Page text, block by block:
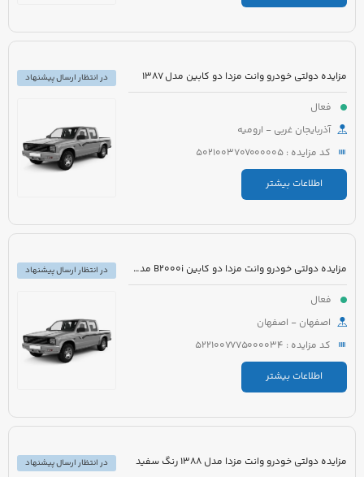
مزایده دولتی خودرو وانت مزدا دو کابین مدل 1387
فعال
آذربایجان غربی - ارومیه
کد مزایده : 5021003707000005
اطلاعات بیشتر
در انتظار ارسال پیشنهاد
مزایده دولتی خودرو وانت مزدا دو کابین B2000i مدل 1387 رنگ نقره ای متالیک
فعال
اصفهان - اصفهان
کد مزایده : 5221007775000034
اطلاعات بیشتر
در انتظار ارسال پیشنهاد
مزایده دولتی خودرو وانت مزدا مدل 1388 رنگ سفید
در انتظار ارسال پیشنهاد